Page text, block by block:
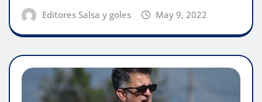
Editores Salsa y goles May 9, 2022